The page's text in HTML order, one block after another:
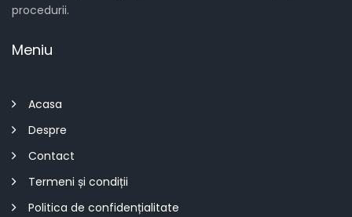
procedurii.
Meniu
Acasa
Despre
Contact
Termeni și condiții
Politica de confidențialitate